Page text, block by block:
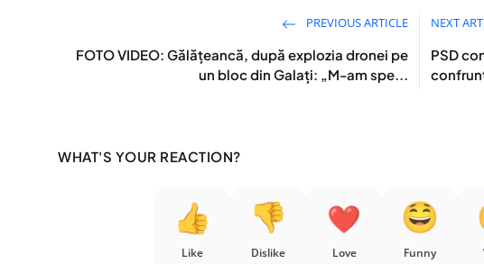
PREVIOUS ARTICLE
FOTO VIDEO: Gălățeancă, după explozia dronei pe
un bloc din Galați: „M-am spe...
NEXT
PSD
WHAT'S YOUR REACTION?
Like Dislike Love Funny